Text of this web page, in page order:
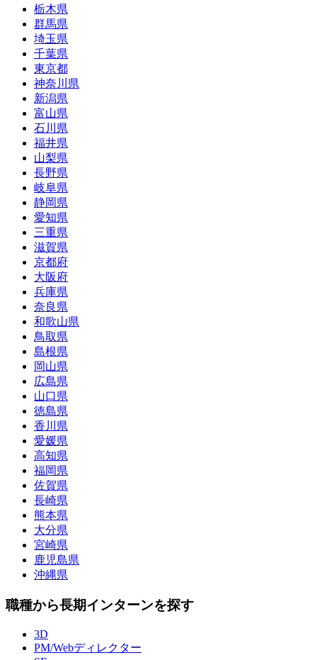
栃木県
群馬県
埼玉県
千葉県
東京都
神奈川県
新潟県
富山県
石川県
福井県
山梨県
長野県
岐阜県
静岡県
愛知県
三重県
滋賀県
京都府
大阪府
兵庫県
奈良県
和歌山県
鳥取県
島根県
岡山県
広島県
山口県
徳島県
香川県
愛媛県
高知県
福岡県
佐賀県
長崎県
熊本県
大分県
宮崎県
鹿児島県
沖縄県
職種から長期インターンを探す
3D
PM/Webディレクター